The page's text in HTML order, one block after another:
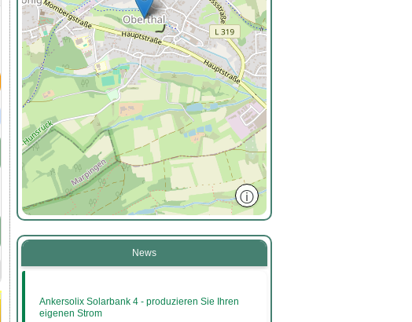
ⓘ
News
Ankersolix Solarbank 4 - produzieren Sie Ihren
eigenen Strom